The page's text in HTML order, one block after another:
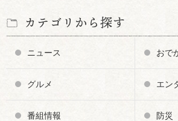
カテゴリから探す
ニュース おで
グルメ エン
番組情報 防災